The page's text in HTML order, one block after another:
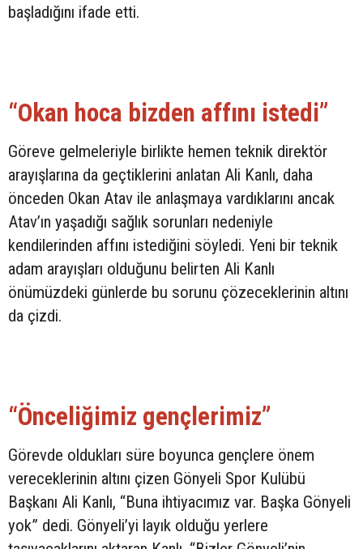
başladığını ifade etti.
“Okan hoca bizden affını istedi”
Göreve gelmeleriyle birlikte hemen teknik direktör
arayışlarına da geçtiklerini anlatan Ali Kanlı, daha
önceden Okan Atav ile anlaşmaya vardıklarını ancak
Atav’ın yaşadığı sağlık sorunları nedeniyle
kendilerinden affını istediğini söyledi. Yeni bir teknik
adam arayışları olduğunu belirten Ali Kanlı
önümüzdeki günlerde bu sorunu çözeceklerinin altını
da çizdi.
“Önceliğimiz gençlerimiz”
Görevde oldukları süre boyunca gençlere önem
vereceklerinin altını çizen Gönyeli Spor Kulübü
Başkanı Ali Kanlı, “Buna ihtiyacımız var. Başka Gönyeli
yok” dedi. Gönyeli’yi layık olduğu yerlere